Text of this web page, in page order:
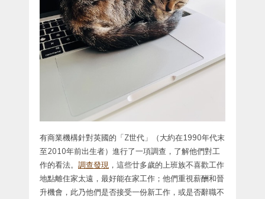
有商業機構針對英國的「Z世代」（大約在1990年代末
至2010年前出生者）進行了一項調查，了解他們對工
作的看法。 調查發現 ，這些廿多歲的上班族不喜歡工作
地點離住家太遠，最好能在家工作；他們重視薪酬和晉
升機會，此乃他們是否接受一份新工作，或是否辭職不